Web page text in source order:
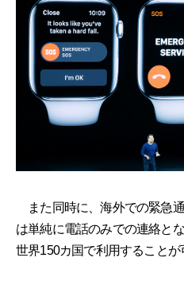
また同時に、海外での緊急
は単純に電話のみでの連絡と
世界150カ国で利用することが